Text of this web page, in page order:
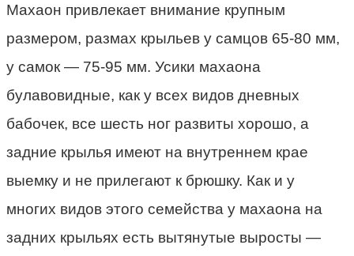
Махаон привлекает внимание крупным
размером, размах крыльев у самцов 65-80 мм,
у самок — 75-95 мм. Усики махаона
булавовидные, как у всех видов дневных
бабочек, все шесть ног развиты хорошо, а
задние крылья имеют на внутреннем крае
выемку и не прилегают к брюшку. Как и у
многих видов этого семейства у махаона на
задних крыльях есть вытянутые выросты —